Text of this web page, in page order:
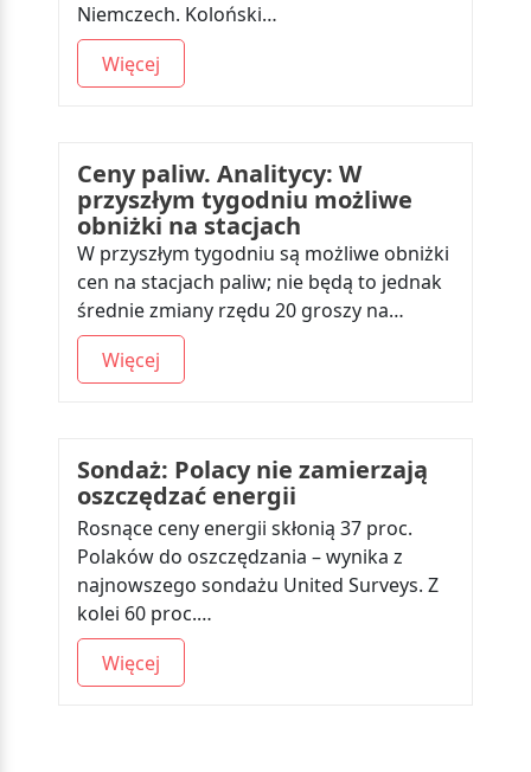
Niemczech. Koloński…
Więcej
Ceny paliw. Analitycy: W
przyszłym tygodniu możliwe
obniżki na stacjach
W przyszłym tygodniu są możliwe obniżki
cen na stacjach paliw; nie będą to jednak
średnie zmiany rzędu 20 groszy na…
Więcej
Sondaż: Polacy nie zamierzają
oszczędzać energii
Rosnące ceny energii skłonią 37 proc.
Polaków do oszczędzania – wynika z
najnowszego sondażu United Surveys. Z
kolei 60 proc.…
Więcej